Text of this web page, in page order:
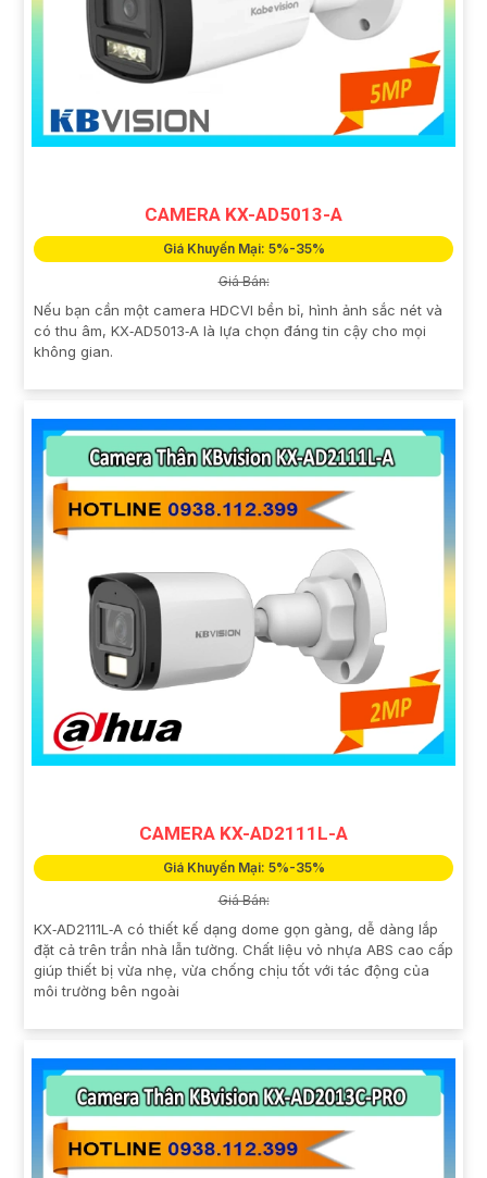
CAMERA KX-AD5013-A
Giá Khuyến Mại: 5%-35%
Giá Bán:
Nếu bạn cần một camera HDCVI bền bỉ, hình ảnh sắc nét và
có thu âm, KX‑AD5013‑A là lựa chọn đáng tin cậy cho mọi
không gian.
CAMERA KX-AD2111L-A
Giá Khuyến Mại: 5%-35%
Giá Bán:
KX‑AD2111L‑A có thiết kế dạng dome gọn gàng, dễ dàng lắp
đặt cả trên trần nhà lẫn tường. Chất liệu vỏ nhựa ABS cao cấp
giúp thiết bị vừa nhẹ, vừa chống chịu tốt với tác động của
môi trường bên ngoài